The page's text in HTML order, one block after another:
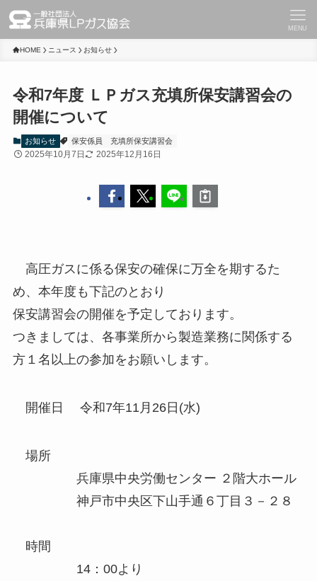
MENU
HOME ニュース お知らせ
令和7年度 ＬＰガス充填所保安講習会の
開催について
お知らせ 保安係員 充填所保安講習会
2025年10月7日 2025年12月16日
高圧ガスに係る保安の確保に万全を期するた
め、本年度も下記のとおり
保安講習会の開催を予定しております。
つきましては、各事業所から製造業務に関係する
方１名以上の参加をお願いします。
開催日 令和7年11月26日(水)
場所
兵庫県中央労働センター ２階大ホール
神戸市中央区下山手通６丁目３－２８
時間
14：00より